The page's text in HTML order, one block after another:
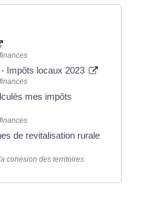
Impôts locaux 2023
mes impôts
de revitalisation rurale
cohésion des territoires